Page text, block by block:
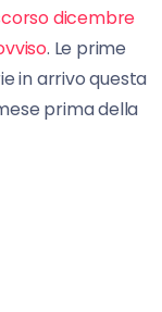
dicembre
. Le prime
in arrivo questa
prima della